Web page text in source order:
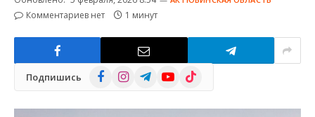
Комментариев нет 1 минут
Подпишись FacebookInstagramTelegramYouTube
TikTok